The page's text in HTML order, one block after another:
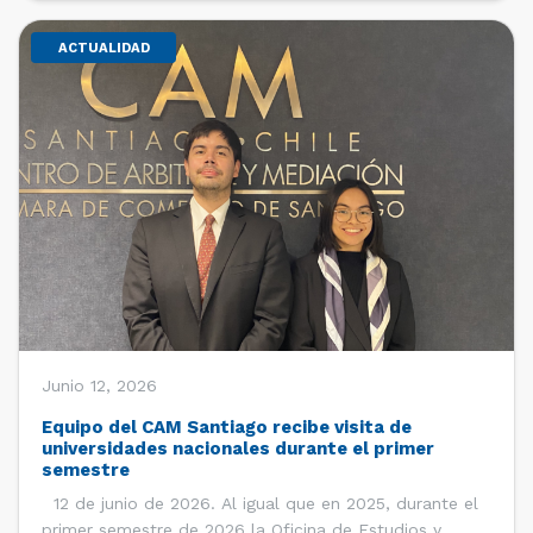
ACTUALIDAD
Junio 12, 2026
Equipo del CAM Santiago recibe visita de
universidades nacionales durante el primer
semestre
12 de junio de 2026. Al igual que en 2025, durante el